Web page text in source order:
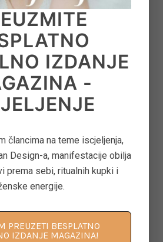
FREAK’ – KAKO OTPUSTITI
POTREBU ZA KONTROLOM
12, 2026
JUNO U ASTROLOGIJI – ARHETIP
BRAKA I MOĆI U ODNOSIMA
IZDANJE
-
člancima na teme iscjeljenja,
Design-a, manifestacije obilja
prema sebi, ritualnih kupki i
energije.
PREUZETI BESPLATNO
IZDANJE MAGAZINA!